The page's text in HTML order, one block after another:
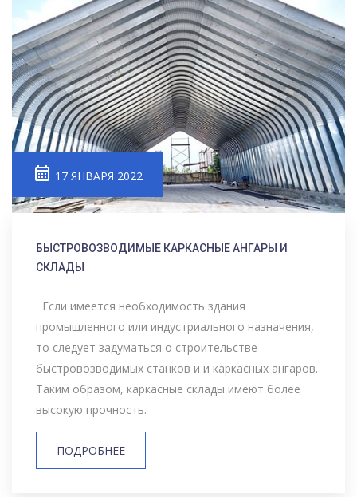
17 ЯНВАРЯ 2022
БЫСТРОВОЗВОДИМЫЕ КАРКАСНЫЕ АНГАРЫ И
СКЛАДЫ
Если имеется необходимость здания
промышленного или индустриального назначения,
то следует задуматься о строительстве
быстровозводимых станков и и каркасных ангаров.
Таким образом, каркасные склады имеют более
высокую прочность.
ПОДРОБНЕЕ